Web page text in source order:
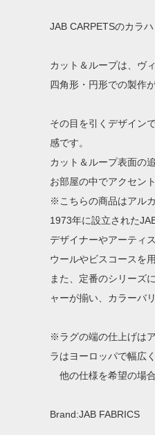
JAB CARPETSのカラハ
カット＆ループは、ヴ
四角形・円形での製作
その目を引くデザイン
感です。
カット＆ループ表面の
お部屋の中でアクセン
※こちらの商品はアル
1973年に設立された
デザイナーやアーティ
ウールやビスコースを
また、定番のシリーズ
ャーが揃い、カラーバ
※ラグの端の仕上げは
ラはヨーロッパで幅広
他の仕様を希望の場
Brand:JAB FABRICS